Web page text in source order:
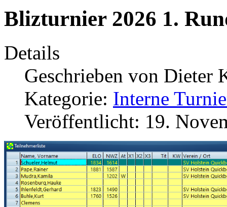
Blizturnier 2026 1.
Details
Geschrieben von Dieter
Kategorie: Interne
Veröffentlicht: 19.